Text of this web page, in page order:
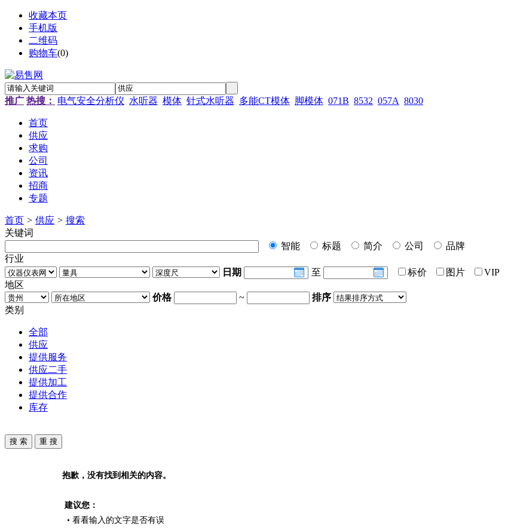
收藏本页
手机版
二维码
购物车(0)
推广 热搜： 电气安全分析仪 水听器 模体 针式水听器 多能CT模体 脚模体 071B 8532 057A 8030
首页
供应
求购
公司
资讯
招商
专题
首页 > 供应 > 搜索
关键词
智能
标题 简介 公司
品牌
行业
日期
至 标价 图片
VIP
地区
价格
~
排序
类别
全部
供应
提供服务
供应二手
提供加工
提供合作
库存
抱歉，没有找到相关的内容。
建议您：
• 看看输入的文字是否有误